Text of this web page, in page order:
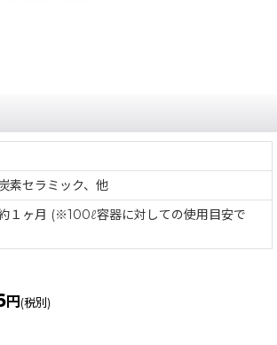
素セラミック、他
１ヶ月 (※100ℓ容器に対しての使用目安で
円 (税別)